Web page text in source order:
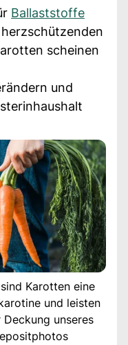
Ballaststoffe
scheinen
und
Karotten eine
und leisten
unseres